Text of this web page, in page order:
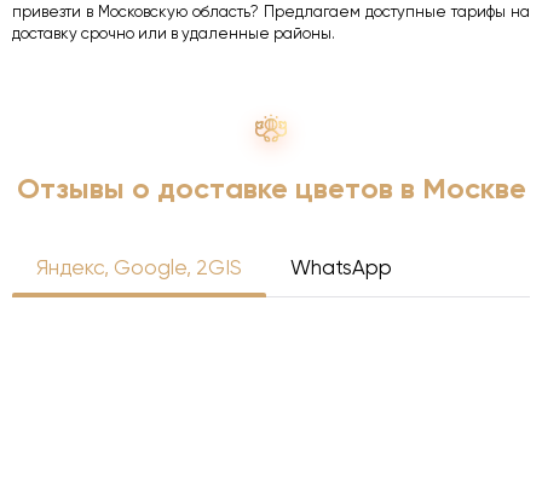
привезти в Московскую область? Предлагаем доступные тарифы на
доставку срочно или в удаленные районы.
Отзывы о доставке цветов в Москве
Яндекс, Google, 2GIS WhatsApp